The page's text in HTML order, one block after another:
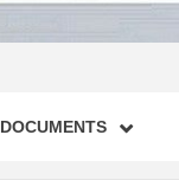
DOCUMENTS